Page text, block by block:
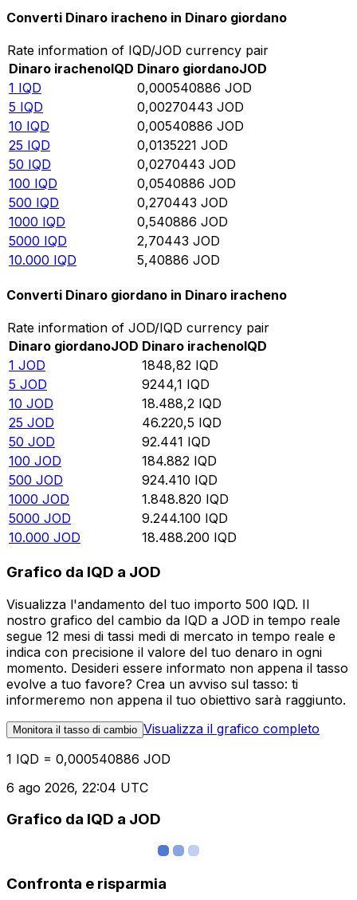
Converti Dinaro iracheno in Dinaro giordano
Rate information of IQD/JOD currency pair
Dinaro irachenoIQD Dinaro giordanoJOD
1 IQD 0,000540886 JOD
5 IQD 0,00270443 JOD
10 IQD 0,00540886 JOD
25 IQD 0,0135221 JOD
50 IQD 0,0270443 JOD
100 IQD 0,0540886 JOD
500 IQD 0,270443 JOD
1000 IQD 0,540886 JOD
5000 IQD 2,70443 JOD
10.000 IQD 5,40886 JOD
Converti Dinaro giordano in Dinaro iracheno
Rate information of JOD/IQD currency pair
Dinaro giordanoJOD Dinaro irachenoIQD
1 JOD 1848,82 IQD
5 JOD 9244,1 IQD
10 JOD 18.488,2 IQD
25 JOD 46.220,5 IQD
50 JOD 92.441 IQD
100 JOD 184.882 IQD
500 JOD 924.410 IQD
1000 JOD 1.848.820 IQD
5000 JOD 9.244.100 IQD
10.000 JOD 18.488.200 IQD
Grafico da IQD a JOD
Visualizza l'andamento del tuo importo 500 IQD. Il
nostro grafico del cambio da IQD a JOD in tempo reale
segue 12 mesi di tassi medi di mercato in tempo reale e
indica con precisione il valore del tuo denaro in ogni
momento. Desideri essere informato non appena il tasso
evolve a tuo favore? Crea un avviso sul tasso: ti
informeremo non appena il tuo obiettivo sarà raggiunto.
Monitora il tasso di cambio Visualizza il grafico completo
1 IQD = 0,000540886 JOD
6 ago 2026, 22:04 UTC
Grafico da IQD a JOD
Confronta e risparmia